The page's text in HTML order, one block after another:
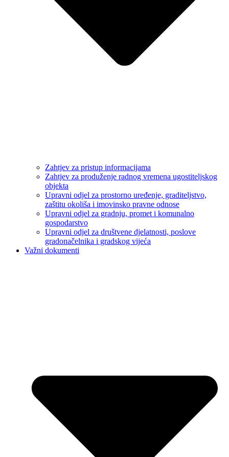
Zahtjev za pristup informacijama
Zahtjev za produženje radnog vremena ugostiteljskog
objekta
Upravni odjel za prostorno uređenje, graditeljstvo,
zaštitu okoliša i imovinsko pravne odnose
Upravni odjel za gradnju, promet i komunalno
gospodarstvo
Upravni odjel za društvene djelatnosti, poslove
gradonačelnika i gradskog vijeća
Važni dokumenti